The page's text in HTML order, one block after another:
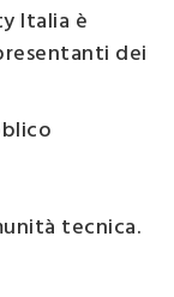
Italia è
dei
tecnica.